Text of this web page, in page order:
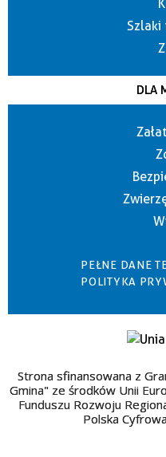
Szlaki
DLA
PEŁNE DANE
POLITYKA
Strona sfinansowana z
Gmina" ze środków Unii
Funduszu Rozwoju
Polska